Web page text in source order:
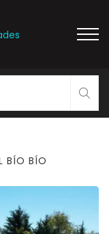
BÍO BÍO